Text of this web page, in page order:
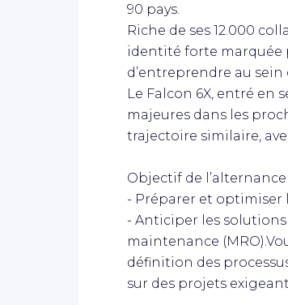
90 pays.
Riche de ses 12.000
identité forte marquée
d’entreprendre au
Le Falcon 6X, entré en
majeures dans les
trajectoire similaire,
Objectif de l’alternance
- Préparer et optimiser
- Anticiper les
maintenance
définition des
sur des projets